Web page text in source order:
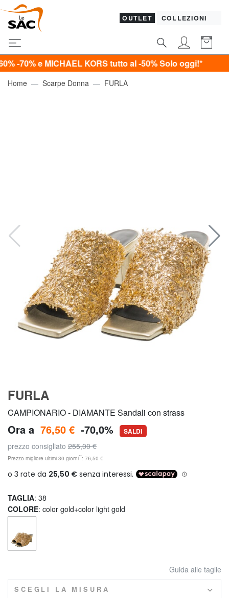
OUTLET COLLEZIONI
e MICHAEL KORS tutto al -50%Solo oggi!*
Home Scarpe Donna FURLA
FURLA
CAMPIONARIO - DIAMANTE Sandali con strass
Ora a 76,50 € -70,0% SALDI
prezzo consigliato 255,00 €
Prezzo migliore ultimi 30 giorni**: 76,50 €
TAGLIA: 38
COLORE: color gold+color light gold
Guida alle taglie
SCEGLI LA MISURA